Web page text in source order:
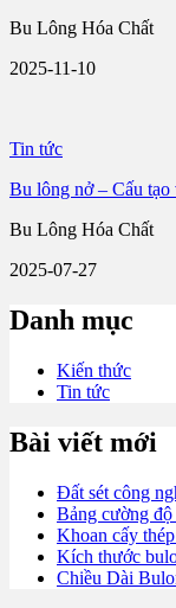
Bu Lông Hóa Chất
2025-11-10
Tin tức
Bu lông nở – Cấu tạo
Bu Lông Hóa Chất
2025-07-27
Danh mục
Kiến thức
Tin tức
Bài viết mới
Đất sét công
Bảng cường
Khoan cấy
Kích thước
Chiều Dài